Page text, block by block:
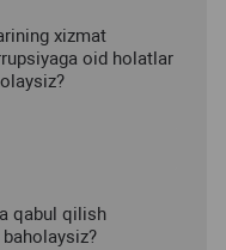
xizmat
oid holatlar
qabul qilish